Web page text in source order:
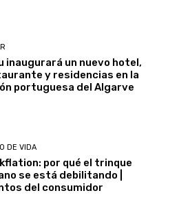
inaugurará un nuevo hotel,
y residencias en la
portuguesa del Algarve
DE VIDA
por qué el trinque
se está debilitando |
del consumidor